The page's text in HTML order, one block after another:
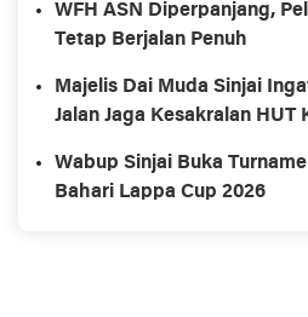
WFH ASN Diperpanjang,
Tetap Berjalan Penuh
Majelis Dai Muda Sinjai
Jalan Jaga Kesakralan HUT
Wabup Sinjai Buka
Bahari Lappa Cup 2026